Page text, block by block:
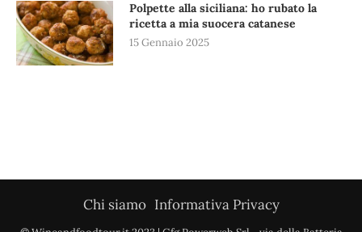
Polpette alla siciliana: ho rubato la
ricetta a mia suocera catanese
15 Gennaio 2025
Chi siamo Informativa Privacy